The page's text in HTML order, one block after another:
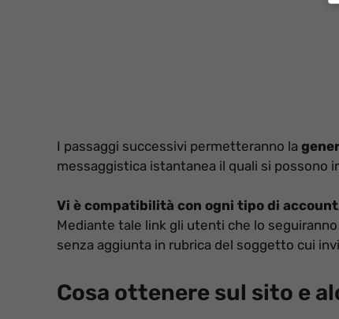
I passaggi successivi permetteranno la
messaggistica istantanea il quali si possono
Vi è compatibilità con ogni tipo di
Mediante tale link gli utenti che lo
senza aggiunta in rubrica del soggetto cui
Cosa ottenere sul sito e